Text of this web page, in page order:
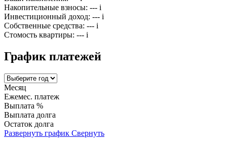
Накопительные взносы: --- i
Инвестиционный доход: --- i
Собственные средства: --- i
Стомость квартиры: --- i
График платежей
Месяц
Ежемес. платеж
Выплата %
Выплата долга
Остаток долга
Развернуть график Свернуть